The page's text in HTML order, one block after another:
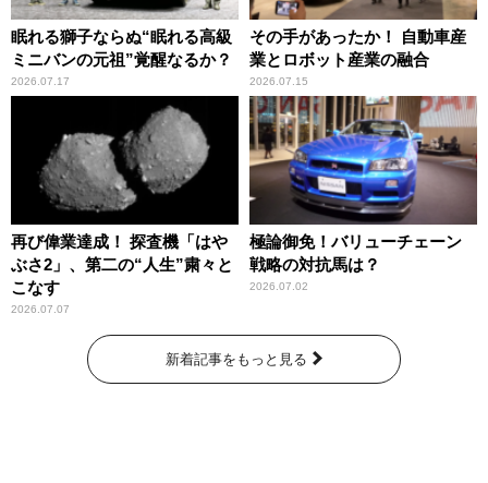
眠れる獅子ならぬ“眠れる高級
ミニバンの元祖”覚醒なるか？
2026.07.17
その手があったか！ 自動車産
業とロボット産業の融合
2026.07.15
再び偉業達成！ 探査機「はや
ぶさ2」、第二の“人生”粛々と
こなす
2026.07.07
極論御免！バリューチェーン
戦略の対抗馬は？
2026.07.02
新着記事をもっと見る